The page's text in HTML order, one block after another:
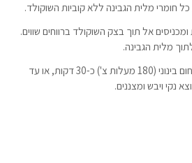
חומרי מלית הגבינה ללא קוביות השוקולד.
אל תוך בצק השוקולד ברווחים שווים.
מלית הגבינה.
אופים בתנור שחומם מראש לחום בינוני (180 מעלות צ') כ-30 דקות, או עד
נקי ויבש ומצננים.